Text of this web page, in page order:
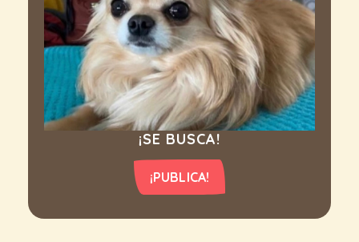
¡SE BUSCA!
¡PUBLICA!